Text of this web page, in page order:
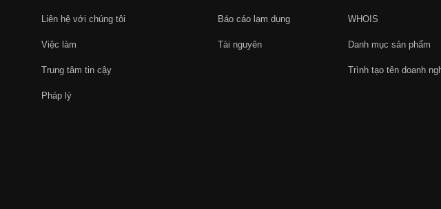
Liên hệ với chúng tôi
Việc làm
Trung tâm tin cậy
Pháp lý
Báo cáo lạm dụng
Tài nguyên
WHOIS
Danh mục sản phẩm
Trình tạo tên doanh